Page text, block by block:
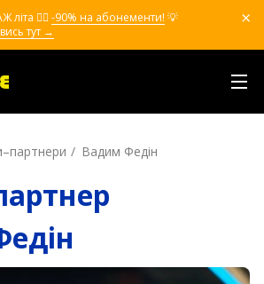
❤️‍🔥 -90% на абонементи! 💡
тут →
Вадим Федін